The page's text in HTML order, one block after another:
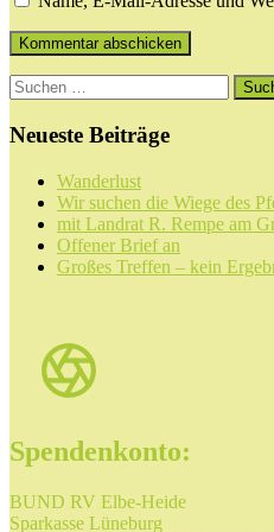
Suchen
nach:
Neueste Beiträge
Wanderlust
Wir suchen die Wiege des
mit Landrat R. Rempe am
Offener Brief an
Großes Treffen – kein
Spendenkonto:
BUND RV Elbe-Heide
Sparkasse Lüneburg